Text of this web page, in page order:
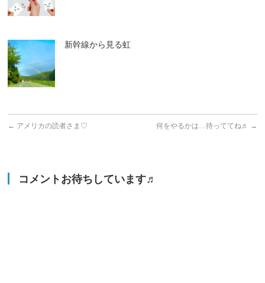
新幹線から見る虹
← アメリカの読者さま♡ 何をやるかは…待っててね♬ →
コメントお待ちしています♬